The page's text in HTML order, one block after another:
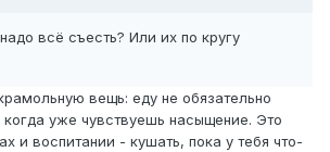
всё съесть? Или их по кругу
вещь: еду не обязательно
уже чувствуешь насыщение. Это
и воспитании - кушать, пока у тебя что-